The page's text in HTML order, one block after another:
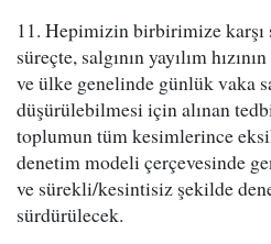
11. Hepimizin birbirimize
süreçte, salgının yayılım
ve ülke genelinde günlük vaka
düşürülebilmesi için alınan
toplumun tüm kesimlerince
denetim modeli çerçevesinde
ve sürekli/kesintisiz şekilde
sürdürülecek.